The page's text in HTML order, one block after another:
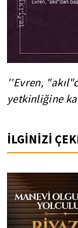
''Evren,
yetkinliğine
İLGİNİZİ